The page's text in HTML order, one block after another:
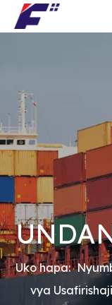
Uko hapa:
vya